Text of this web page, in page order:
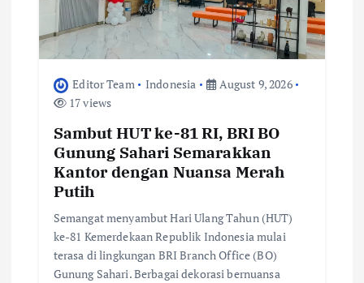
Editor Team Indonesia
August 9, 2026
17 views
Sambut HUT ke-81 RI, BRI BO
Gunung Sahari Semarakkan
Kantor dengan Nuansa Merah
Putih
Semangat menyambut Hari Ulang Tahun (HUT)
ke-81 Kemerdekaan Republik Indonesia mulai
terasa di lingkungan BRI Branch Office (BO)
Gunung Sahari. Berbagai dekorasi bernuansa